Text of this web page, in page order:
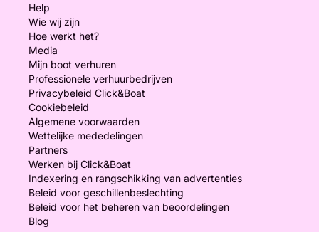
Help
Wie wij zijn
Hoe werkt het?
Media
Mijn boot verhuren
Professionele verhuurbedrijven
Privacybeleid Click&Boat
Cookiebeleid
Algemene voorwaarden
Wettelijke mededelingen
Partners
Werken bij Click&Boat
Indexering en rangschikking van advertenties
Beleid voor geschillenbeslechting
Beleid voor het beheren van beoordelingen
Blog